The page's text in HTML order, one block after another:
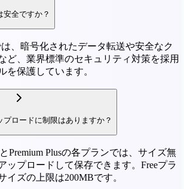
安全ですか？
は、暗号化されたデータ転送や安全なク
ど、業界標準のセキュリティ対策を採用
を保護しています。
プロードに制限はありますか？
とPremium Plusの各プランでは、サイズ無
ップロードして保存できます。Freeプラ
イズの上限は200MBです。